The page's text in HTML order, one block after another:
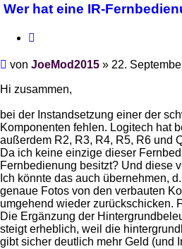
Wer hat eine IR-
Beitrag
von JoeMod2015 » 22.
Hi zusammen,
bei der Instandsetzung einer der
Komponenten fehlen. Logitech hat
außerdem R2, R3, R4, R5, R6 und
Da ich keine einzige dieser
Fernbedienung besitzt? Und diese
Ich könnte das auch übernehmen,
genaue Fotos von den verbauten
umgehend wieder zurückschicken.
Die Ergänzung der
steigt erheblich, weil die
gibt sicher deutlich mehr Geld (und